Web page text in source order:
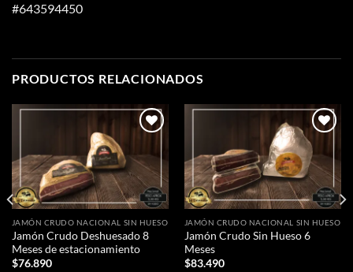
#643594450
PRODUCTOS RELACIONADOS
a la
lista de
deseos
JAMÓN CRUDO NACIONAL SIN HUESO
Jamón Crudo Deshuesado 8
Meses de estacionamiento
$76.890
Añadir
a la
lista de
deseos
JAMÓN CRUDO NACIONAL SIN HUESO
Jamón Crudo Sin Hueso 6
Meses
$83.490